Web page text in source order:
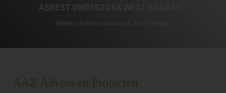
AAZ Advies en Projecten